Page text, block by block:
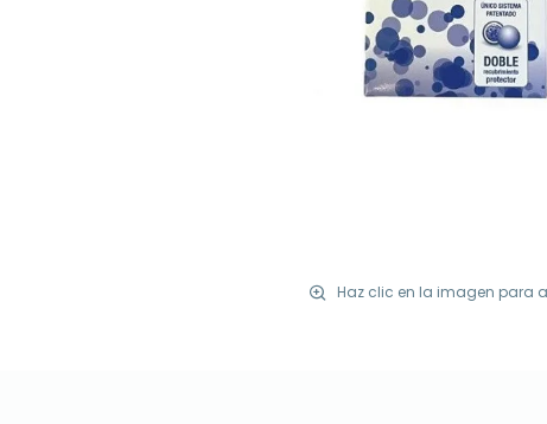
Haz clic en la imagen para